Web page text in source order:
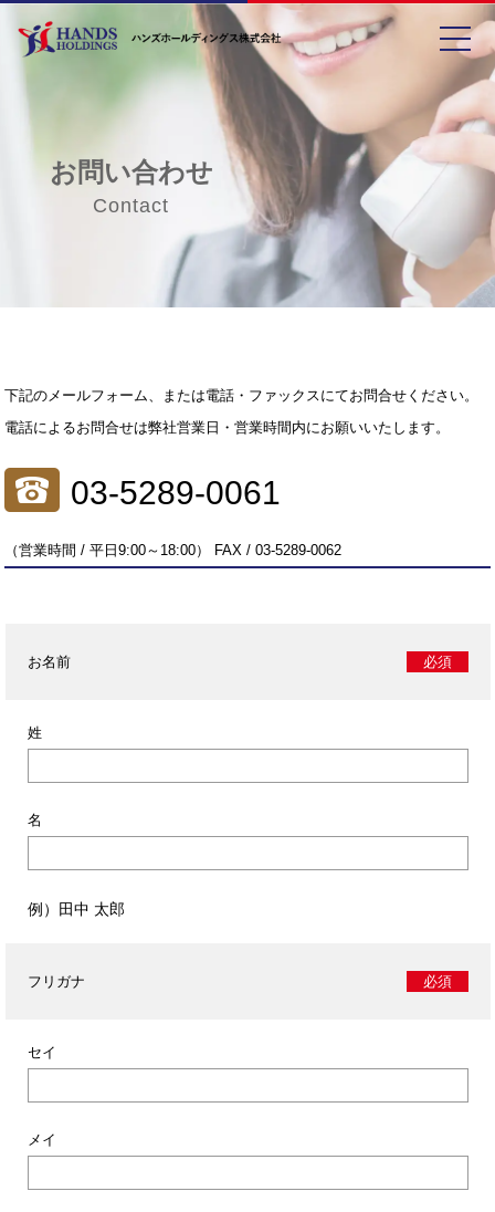
お問い合わせ
Contact
下記のメールフォーム、または電話・ファックスにてお問合せください。
電話によるお問合せは弊社営業日・営業時間内にお願いいたします。
03-5289-0061
（営業時間 / 平日9:00～18:00） FAX / 03-5289-0062
お名前 必須
姓
名
例）田中 太郎
フリガナ 必須
セイ
メイ